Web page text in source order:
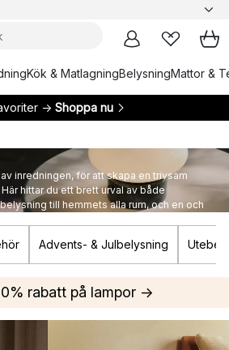
Kök & MatlagningBelysningMattor &
→ Shoppa nu
inredningen, för att skapa en trivsam
hittar du ett brett urval av både
till hemmets alla rum, och en och
Advents- & Julbelysning
rabatt på lampor →